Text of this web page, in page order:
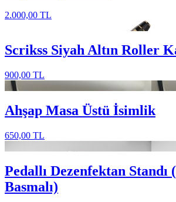
2.000,00 TL
Scrikss Siyah Altın Roller
900,00 TL
Ahşap Masa Üstü İsimlik
650,00 TL
Pedallı Dezenfektan Standı
Basmalı)